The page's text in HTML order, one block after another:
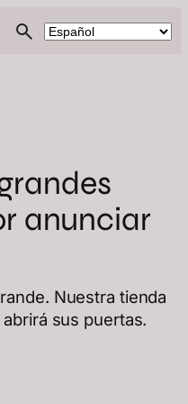
anunciar
Nuestra tienda
sus puertas.